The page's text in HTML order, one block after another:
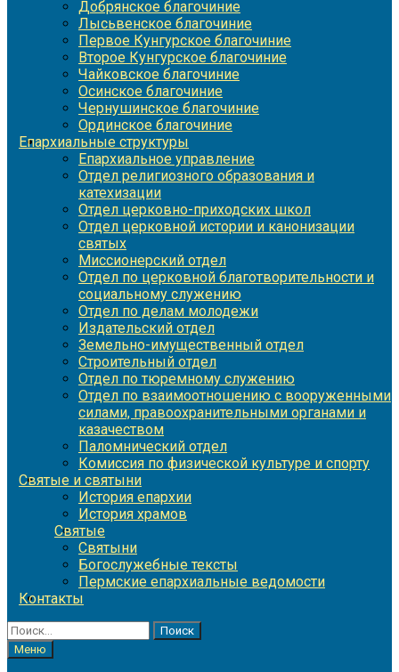
Добрянское благочиние
Лысьвенское благочиние
Первое Кунгурское благочиние
Второе Кунгурское благочиние
Чайковское благочиние
Осинское благочиние
Чернушинское благочиние
Ординское благочиние
Епархиальные структуры
Епархиальное управление
Отдел религиозного образования и
катехизации
Отдел церковно-приходских школ
Отдел церковной истории и канонизации
святых
Миссионерский отдел
Отдел по церковной благотворительности и
социальному служению
Отдел по делам молодежи
Издательский отдел
Земельно-имущественный отдел
Строительный отдел
Отдел по тюремному служению
Отдел по взаимоотношению с вооруженными
силами, правоохранительными органами и
казачеством
Паломнический отдел
Комиссия по физической культуре и спорту
Святые и святыни
История епархии
История храмов
Святые
Святыни
Богослужебные тексты
Пермские епархиальные ведомости
Контакты
Найти:
Меню